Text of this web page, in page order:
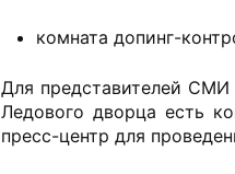
комната допинг-
Для представителей
Ледового дворца есть
пресс-центр для